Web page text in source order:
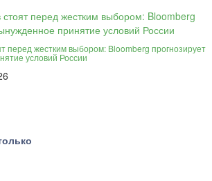
перед жестким выбором: Bloomberg прогнозирует
условий России